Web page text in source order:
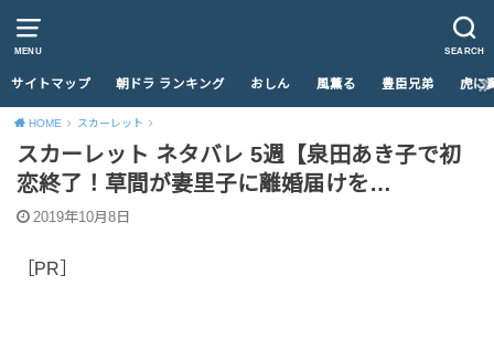
MENU SEARCH
サイトマップ 朝ドラ ランキング おしん 風薫る 豊臣兄弟 虎に
HOME スカーレット
スカーレット ネタバレ 5週【泉田あき子で初
恋終了！草間が妻里子に離婚届けを…
2019年10月8日
［PR］